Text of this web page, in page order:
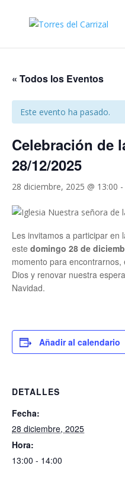
« Todos los Eventos
Este evento ha pasado.
Celebración de
28/12/2025
28 diciembre, 2025 @ 13:00 -
Les invitamos a participar en
este domingo 28 de
momento para
Dios y renovar nuestra
Navidad.
Añadir al calendario
DETALLES
Fecha:
28 diciembre, 2025
Hora:
13:00 - 14:00